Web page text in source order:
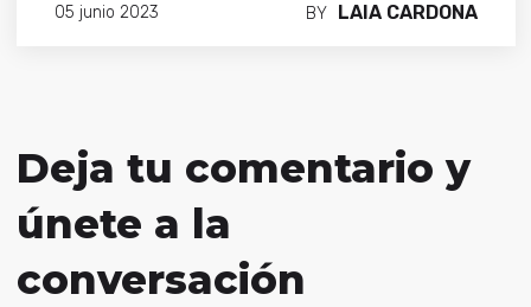
05 junio 2023 BY LAIA CARDONA
Deja tu comentario y
únete a la
conversación